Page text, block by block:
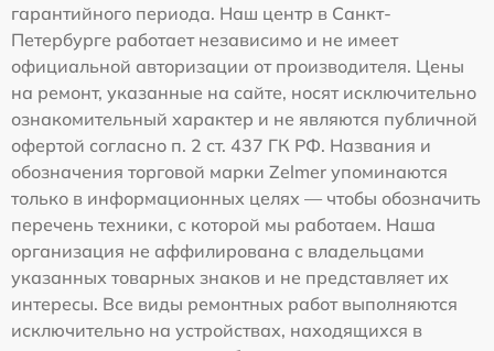
гарантийного периода. Наш центр в Санкт-
Петербурге работает независимо и не имеет
официальной авторизации от производителя. Цены
на ремонт, указанные на сайте, носят исключительно
ознакомительный характер и не являются публичной
офертой согласно п. 2 ст. 437 ГК РФ. Названия и
обозначения торговой марки Zelmer упоминаются
только в информационных целях — чтобы обозначить
перечень техники, с которой мы работаем. Наша
организация не аффилирована с владельцами
указанных товарных знаков и не представляет их
интересы. Все виды ремонтных работ выполняются
исключительно на устройствах, находящихся в